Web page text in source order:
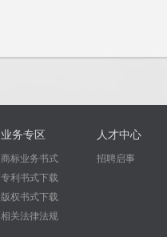
业务专区
商标业务书式
专利书式下载
版权书式下载
相关法律法规
人才中心
招聘启事